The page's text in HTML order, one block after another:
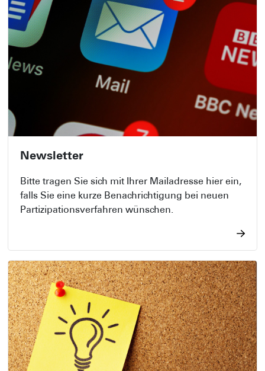
Newsletter
Bitte tragen Sie sich mit Ihrer Mailadresse hier ein,
falls Sie eine kurze Benachrichtigung bei neuen
Partizipationsverfahren wünschen.